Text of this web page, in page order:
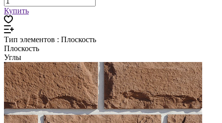
Купить
Тип элементов : Плоскость
Плоскость
Углы